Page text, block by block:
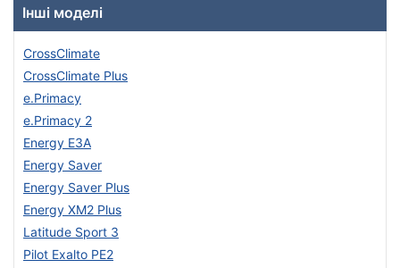
Інші моделі
CrossClimate
CrossClimate Plus
e.Primacy
e.Primacy 2
Energy E3A
Energy Saver
Energy Saver Plus
Energy XM2 Plus
Latitude Sport 3
Pilot Exalto PE2